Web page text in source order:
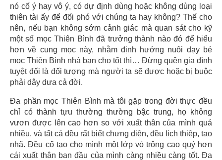
nó cố ý hay vô ý, có dự định dùng hoặc không dùng loại
thiên tài ấy để đối phó với chúng ta hay không? Thế cho
nên, nếu bạn không sớm cảnh giác mà quan sát cho kỹ
một số mọc Thiên Bình đã trưởng thành nào đó để hiểu
hơn về cung mọc này, nhằm định hướng nuôi dạy bé
mọc Thiên Bình nhà bạn cho tốt thì… Đừng quên gia đình
tuyệt đối là đối tượng mà người ta sẽ được hoặc bị buộc
phải dây dưa cả đời.
Đa phần mọc Thiên Bình mà tôi gặp trong đời thực đều
chỉ có thành tựu thường thường bậc trung, họ không
vươn được lên cao hơn so với xuất thân của mình quá
nhiều, và tất cả đều rất biết chưng diện, đều lịch thiệp, tao
nhã. Đều cố tạo cho mình một lớp vỏ trông cao quý hơn
cái xuất thân ban đầu của mình càng nhiều càng tốt. Đa